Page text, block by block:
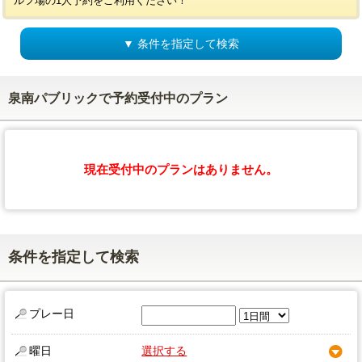
▼ 条件を指定して検索
泉南パブリックで予約受付中のプラン
現在受付中のプランはありません。
条件を指定して検索
プレー日
曜日 選択する